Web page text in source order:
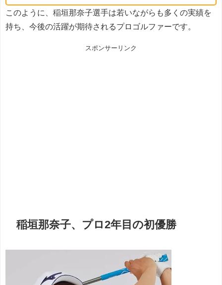
このように、稲垣那奈子選手は若いながらも多くの実績を
持ち、今後の活躍が期待されるプロゴルファーです。
スポンサーリンク
稲垣那奈子、プロ2年目の初優勝